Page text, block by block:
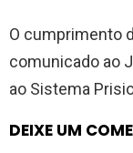
O cumprimento
comunicado ao
ao Sistema
DEIXE UM